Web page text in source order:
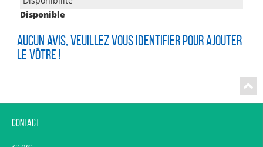
Disponible
Aucun avis, veuillez vous identifier pour ajouter
le vôtre !
Contact